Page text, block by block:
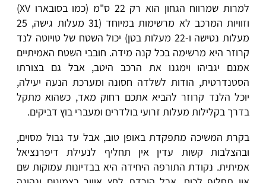
למרות שמרווח הגחון הוא רק 22 ס"מ (כמו בסובארו XV)
וזוויות המרכב לא מרשימות במיוחד (31 מעלות גישה, 25
מעלות נטישה ו-22 מעלות בטן) יכול השטח של טויוטה לנד
קרוזר היא מרשימה בכל קנה מידה. חובבי השטח האמיתיים
אמנם יגביהו וימגנו את הרכב היטב, אבל גם בצורתו
הסטנדרטית, הודות לשלדה חסונה ומערכת הנעה יעילה,
יוכל הלנד קרוזר להביא אתכם רחוק מאד, כשהוא מתקל
בדרך בקלילות מעלות זרועי בולדרים ומעברי בוץ דביקים.
בקרת המשיכה מתפקדת באופן טוב, אבל עד גבול מסוים,
ובהצלבות קשות עדין אין תחליף לנעילת דיפרנציאל
אמיתית. נקודת התורפה היחידה היא בבדיונות עמוקות שם